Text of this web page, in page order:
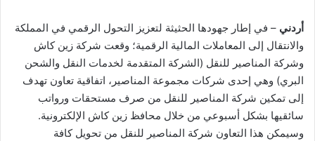
أردني – في إطار جهودها الحثيثة لتعزيز التحول الرقمي في المملكة
والانتقال إلى المعاملات المالية الرقمية؛ وقعت شركة زين كاش
وشركة المناصير للنقل (الشركة المتقدمة لخدمات النقل والشحن
البري) وهي إحدى شركات مجموعة المناصير، اتفاقية تعاون تهدف
إلى تمكين شركة المناصير للنقل من صرف مستحقات ورواتب
سائقيها بشكل أسبوعي من خلال محافظ زين كاش الإلكترونية.
وسيمكن هذا التعاون شركة المناصير للنقل من تحويل كافة